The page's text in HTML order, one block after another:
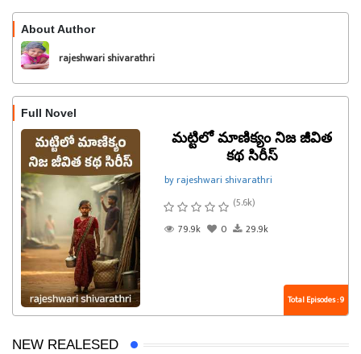
About Author
rajeshwari shivarathri
Full Novel
మట్టిలో మాణిక్యం నిజ జీవిత
కథ సిరీస్
by rajeshwari shivarathri
(5.6k)
79.9k
0 29.9k
Total Episodes : 9
NEW REALESED